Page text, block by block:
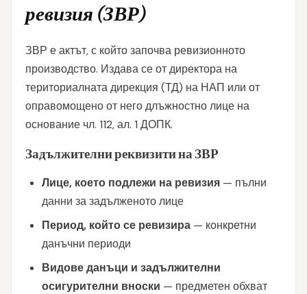
ревизия (ЗВР)
ЗВР е актът, с който започва ревизионното
производство. Издава се от директора на
териториалната дирекция (ТД) на НАП или от
оправомощено от него длъжностно лице на
основание чл. 112, ал. 1 ДОПК.
Задължителни реквизити на ЗВР
Лице, което подлежи на ревизия — пълни
данни за задълженото лице
Период, който се ревизира — конкретни
данъчни периоди
Видове данъци и задължителни
осигурителни вноски — предметен обхват